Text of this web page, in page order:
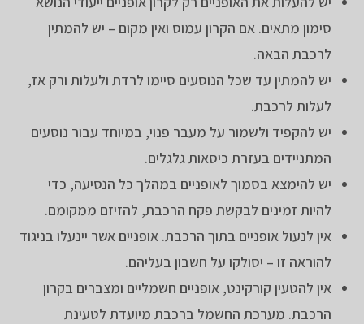
סימון מתאים. אם הקרון עמוס ואין מקום – יש להמתין
לרכבת הבאה.
יש להמתין עד שכל הנוסעים סיימו לרדת ולעלות ורק אז,
לעלות לרכבת.
יש להקפיד ולשמור על מעבר פנוי, במיוחד עבור נוסעים
המתניידים בעזרת כיסאות גלגלים.
יש להימצא בסמוך לאופניים במהלך כל הנסיעה, כדי
להיות זמינים לבקשת פקח הרכבת, להזיזם ממקומם.
אין לנעול אופניים בתוך הרכבת. אופניים אשר יינעלו בניגוד
להוראה זו – יסולקו על חשבון בעליהם.
אין להטעין קורקינט, אופניים חשמליים ומצברים בקרון
הרכבת. מערכת החשמל ברכבת מיועדת לטעינת